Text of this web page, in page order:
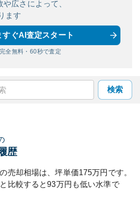
広さによって、
ます
すぐAI査定スタート
完全無料・60秒で査定
検索
歴
の売却相場は、坪単価175万円です。
比較すると93万円も低い水準で